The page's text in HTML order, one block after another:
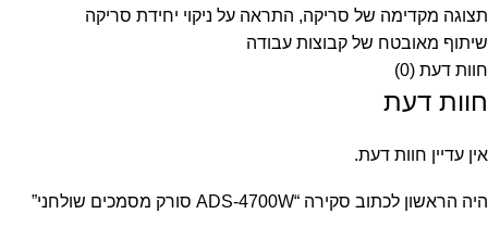
תצוגה מקדימה של סריקה, התראה על ניקוי יחידת סריקה
שיתוף מאובטח של קבוצות עבודה
חוות דעת (0)
חוות דעת
אין עדיין חוות דעת.
היה הראשון לכתוב סקירה “ADS-4700W סורק מסמכים שולחני”